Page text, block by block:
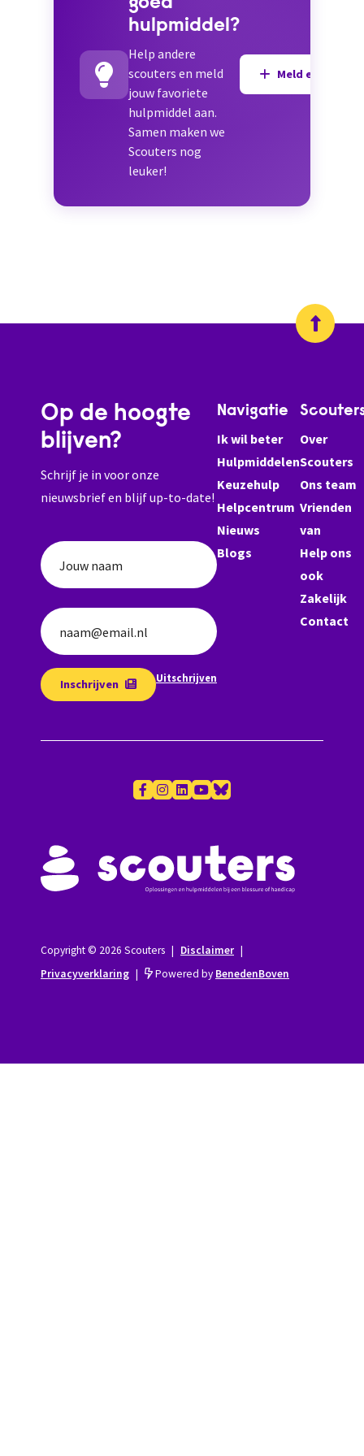
hulpmiddel?
Help andere
scouters en meld
jouw favoriete
hulpmiddel aan.
Samen maken we
Scouters nog
leuker!
Meld een
Op de hoogte
blijven?
Schrijf je in voor onze
nieuwsbrief en blijf up-to-date!
Jouw naam
naam@email.nl
Inschrijven Uitschrijven
Navigatie
Ik wil beter
Hulpmiddelen
Keuzehulp
Helpcentrum
Nieuws
Blogs
Over
Scouters
Ons team
Vrienden
van
Help ons
ook
Zakelijk
Contact
Copyright © 2026 Scouters | Disclaimer |
Privacyverklaring | Powered by BenedenBoven